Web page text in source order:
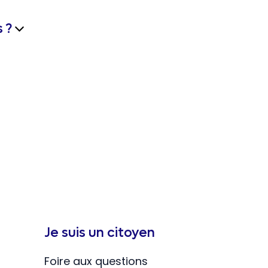
?
Je suis un citoyen
Foire aux questions